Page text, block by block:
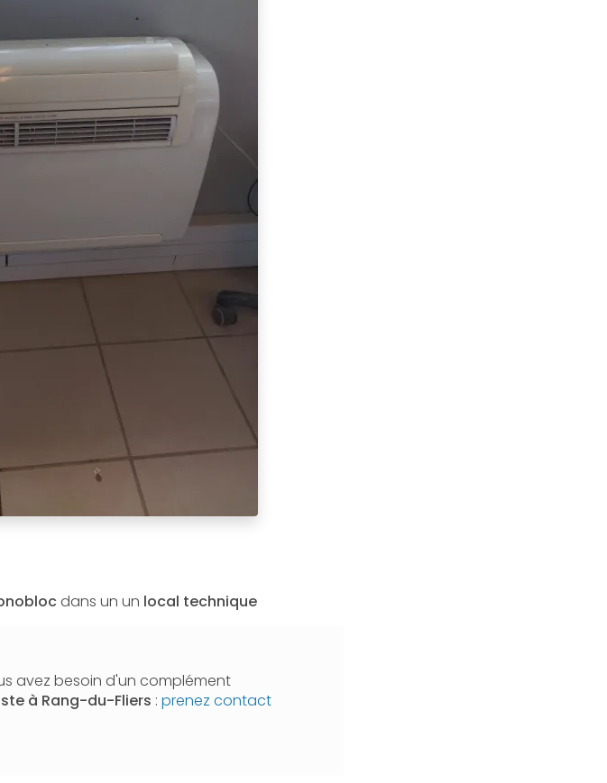
dans un un local technique
avez besoin d'un complément
à Rang-du-Fliers : prenez contact